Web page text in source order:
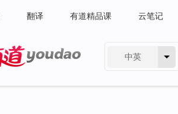
翻译 有道精品课 云笔记
中英